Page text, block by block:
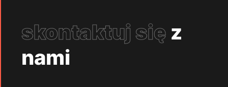
skontaktuj się z
nami